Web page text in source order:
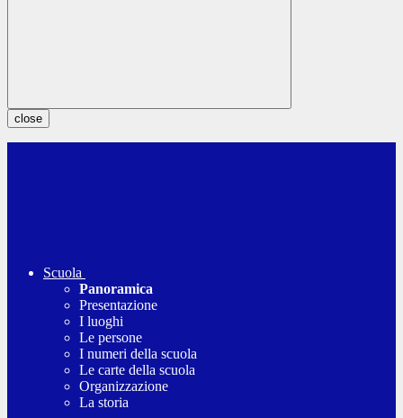
close
Scuola
Panoramica
Presentazione
I luoghi
Le persone
I numeri della scuola
Le carte della scuola
Organizzazione
La storia